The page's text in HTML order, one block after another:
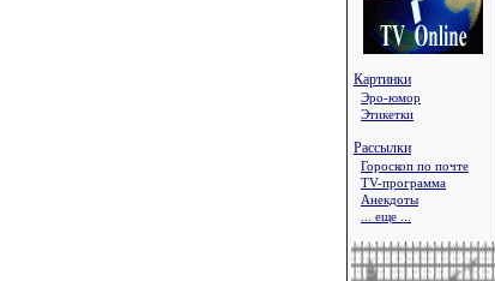
Картинки
Эро-юмор
Этикетки
Рассылки
Гороскоп по почте
TV-программа
Анекдоты
... еще ...